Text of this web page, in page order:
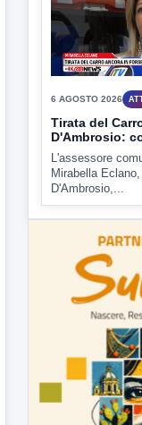
6 AGOSTO 2026
Tirata del
D'Ambrosio:
L'assessore
Mirabella
D'Ambrosio,...